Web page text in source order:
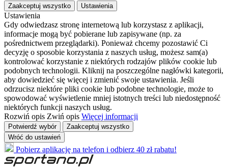
Zaakceptuj wszystko Ustawienia
Ustawienia
Gdy odwiedzasz stronę internetową lub korzystasz z aplikacji,
informacje mogą być pobierane lub zapisywane (np. za
pośrednictwem przeglądarki). Ponieważ chcemy pozostawić Ci
decyzję o sposobie korzystania z naszych usług, możesz sam(a)
kontrolować korzystanie z niektórych rodzajów plików cookie lub
podobnych technologii. Kliknij na poszczególne nagłówki kategorii,
aby dowiedzieć się więcej i zmienić swoje ustawienia. Jeśli
odrzucisz niektóre pliki cookie lub podobne technologie, może to
spowodować wyświetlenie mniej istotnych treści lub niedostępność
niektórych funkcji naszych usług.
Rozwiń opis Zwiń opis Więcej informacji
Potwierdź wybór
Zaakceptuj wszystko
Wróć do ustawień
Pobierz aplikację na telefon i odbierz 40 zł rabatu!